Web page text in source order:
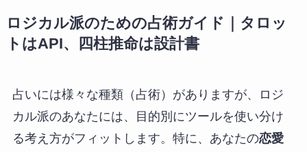
ロジカル派のための占術ガイド｜タロッ
トはAPI、四柱推命は設計書
占いには様々な種類（占術）がありますが、ロジ
カル派のあなたには、目的別にツールを使い分け
る考え方がフィットします。特に、あなたの恋愛